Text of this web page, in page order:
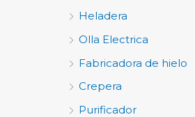
Heladera
Olla Electrica
Fabricadora de hielo
Crepera
Purificador